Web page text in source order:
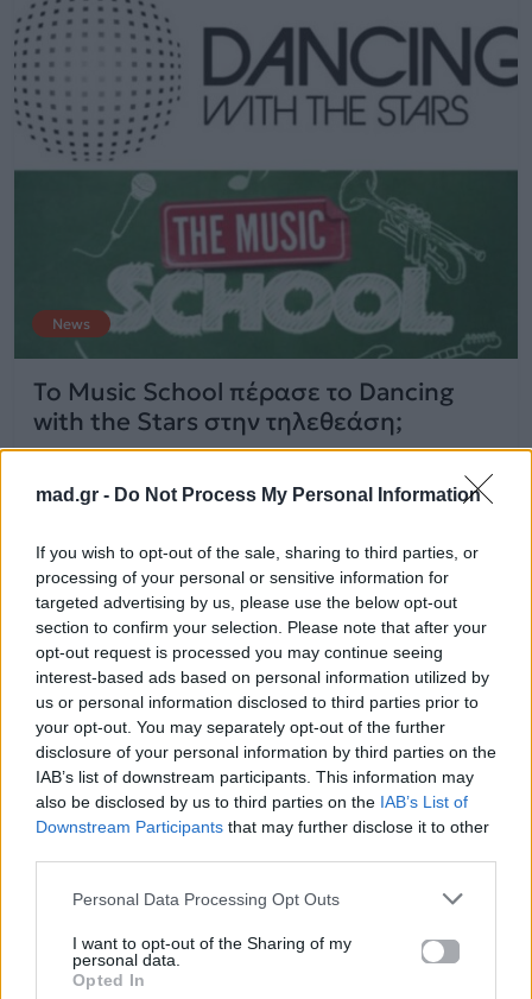
mad.gr - Do Not Process My Personal Information
If you wish to opt-out of the sale, sharing to third parties, or
processing of your personal or sensitive information for
targeted advertising by us, please use the below opt-out
section to confirm your selection. Please note that after your
opt-out request is processed you may continue seeing
interest-based ads based on personal information utilized by
us or personal information disclosed to third parties prior to
your opt-out. You may separately opt-out of the further
disclosure of your personal information by third parties on the
IAB’s list of downstream participants. This information may
also be disclosed by us to third parties on the IAB’s List of
Downstream Participants that may further disclose it to other
Personal Data Processing Opt Outs
I want to opt-out of the Sharing of my
personal data.
Opted In
News
To Music School πέρασε το Dancing
with the Stars στην τηλεθεάση;
10.11.2014
“Χώσιμο” Λιάγκα σε Music School:
«Σφίγγομαι όταν το βλέπω»